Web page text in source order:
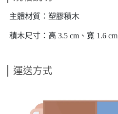
主體材質：塑膠積木
積木尺寸：高 3.5 cm、寬 1.6 cm
運送方式